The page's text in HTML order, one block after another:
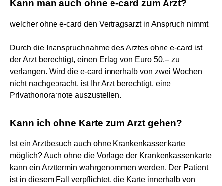
Kann man auch ohne e-card zum Arzt?
welcher ohne e-card den Vertragsarzt in Anspruch nimmt
Durch die Inanspruchnahme des Arztes ohne e-card ist
der Arzt berechtigt, einen Erlag von Euro 50,-- zu
verlangen. Wird die e-card innerhalb von zwei Wochen
nicht nachgebracht, ist Ihr Arzt berechtigt, eine
Privathonorarnote auszustellen.
Kann ich ohne Karte zum Arzt gehen?
Ist ein Arztbesuch auch ohne Krankenkassenkarte
möglich? Auch ohne die Vorlage der Krankenkassenkarte
kann ein Arzttermin wahrgenommen werden. Der Patient
ist in diesem Fall verpflichtet, die Karte innerhalb von